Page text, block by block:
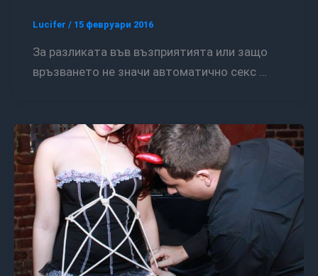
Lucifer / 15 февруари 2016
За разликата във възприятията или защо
връзването не значи автоматично секс …